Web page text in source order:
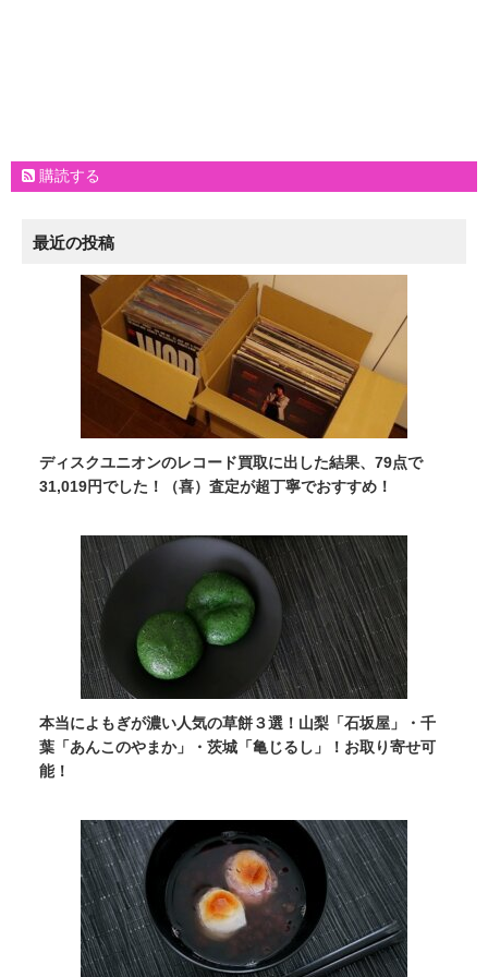
購読する
最近の投稿
ディスクユニオンのレコード買取に出した結果、79点で
31,019円でした！（喜）査定が超丁寧でおすすめ！
本当によもぎが濃い人気の草餅３選！山梨「石坂屋」・千
葉「あんこのやまか」・茨城「亀じるし」！お取り寄せ可
能！